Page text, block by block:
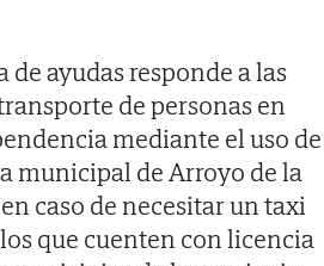
de ayudas responde a las
de personas en
mediante el uso de
municipal de Arroyo de la
caso de necesitar un taxi
que cuenten con licencia